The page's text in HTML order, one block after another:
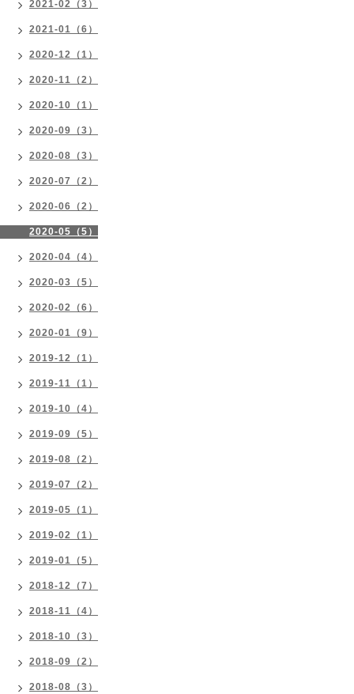
2021-02（3）
2021-01（6）
2020-12（1）
2020-11（2）
2020-10（1）
2020-09（3）
2020-08（3）
2020-07（2）
2020-06（2）
2020-05（5）
2020-04（4）
2020-03（5）
2020-02（6）
2020-01（9）
2019-12（1）
2019-11（1）
2019-10（4）
2019-09（5）
2019-08（2）
2019-07（2）
2019-05（1）
2019-02（1）
2019-01（5）
2018-12（7）
2018-11（4）
2018-10（3）
2018-09（2）
2018-08（3）